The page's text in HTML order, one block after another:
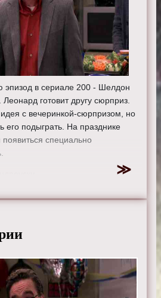
эпизод в сериале 200 - Шелдон
готовит другу сюрприз.
с вечеринкой-сюрпризом, но
его подыграть. На празднике
специально
Найяр, Маим Бялик, Мелисса
17 серию «
пк или телевизоре на сайте